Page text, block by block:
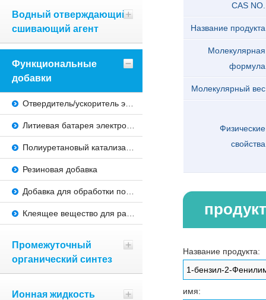
Водный отверждающий
сшивающий агент
Функциональные
добавки
Резиновая добавка
Промежуточный
органический синтез
Ионная жидкость
CAS NO.
Название продукта
Молекулярная
формула
Молекулярный вес
Физические
свойства
Название продукта:
имя: